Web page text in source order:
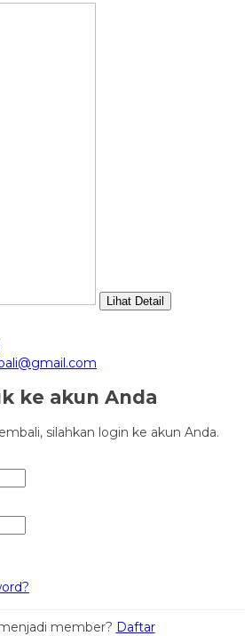
Lihat Detail
ke akun Anda
silahkan login ke akun Anda.
member? Daftar